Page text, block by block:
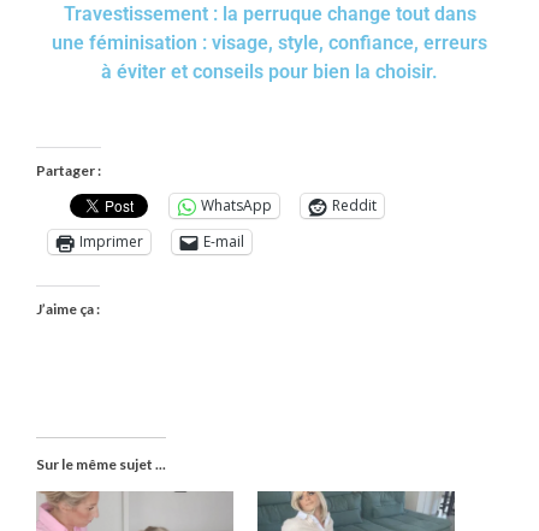
Travestissement : la perruque change tout dans
une féminisation : visage, style, confiance, erreurs
à éviter et conseils pour bien la choisir.
Partager :
WhatsApp
Reddit
Imprimer
E-mail
J’aime ça :
Sur le même sujet ...